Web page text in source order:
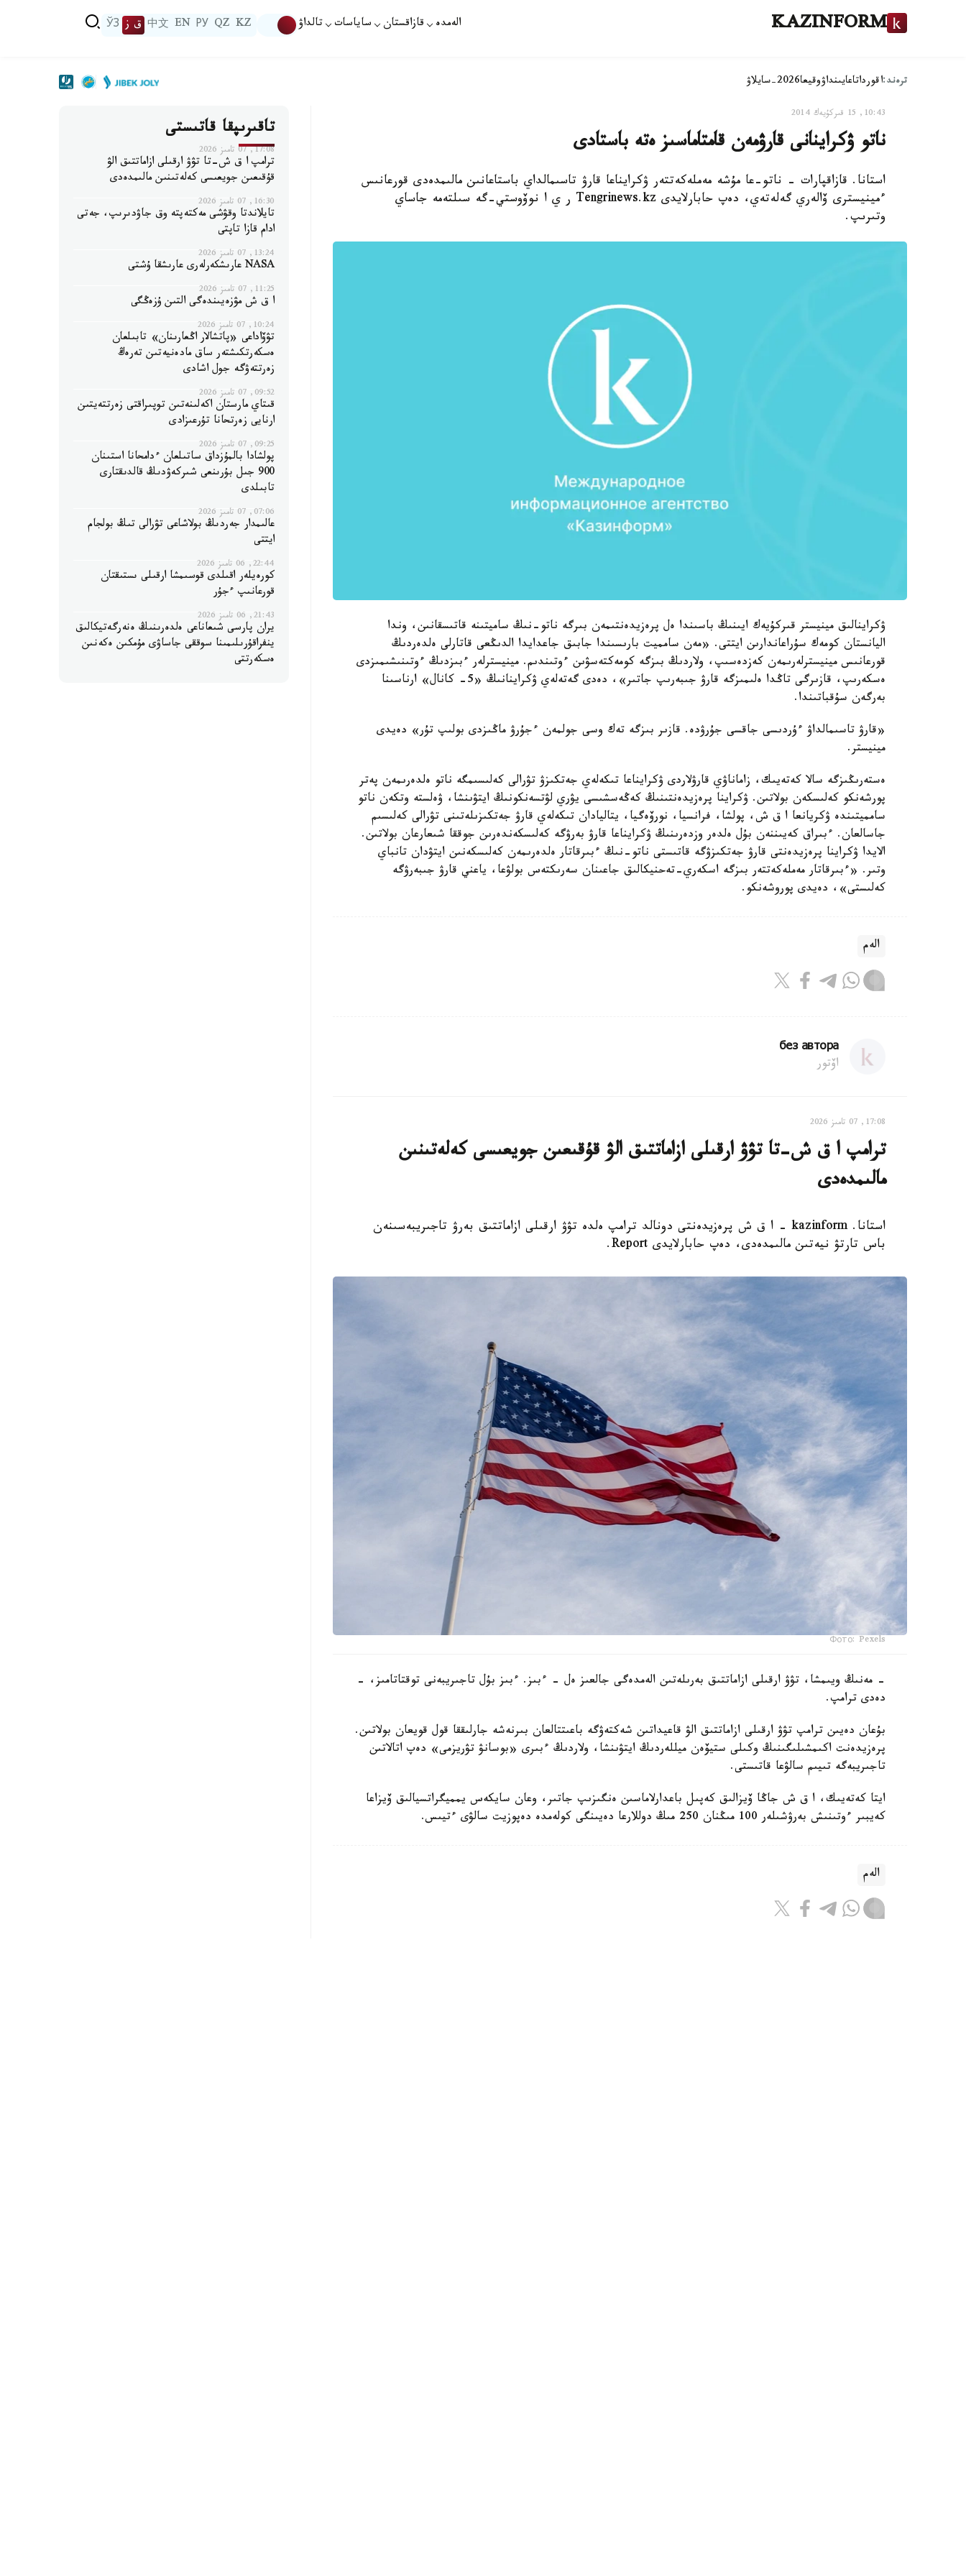
KAZINFORM الەمدە قازاقستان ساياسات تالداۋ KZ
QZ
РУ
EN
中文 ق ز ЎЗ
ترەند:اقورداتاعايىنداۋوقيعا2026-سايلاۋ
10:43, 15 قىركۇيەك 2014
ناتو ۋكراينانى قارۋمەن قامتاماسىز ەتە باستادى
استانا. قازاقپارات - ناتو-عا مۇشە مەملەكەتتەر ۋكرايناعا قارۋ تاسىمالداي باستاعانىن مالىمدەدى قورعانىس
ءمينيسترى ۆالەري گەلەتەي، دەپ حابارلايدى Tengrinews.kz ر ي ا نوۆوستي-گە سىلتەمە جاساي
وتىرىپ.
ۋكراينالىق مينيستر قىركۇيەك ايىنىڭ باسىندا ەل پرەزيدەنتىمەن بىرگە ناتو-نىڭ ساميتىنە قاتىسقانىن، وندا
اليانستان كومەك سۇراعاندارىن ايتتى. «مەن سامميت بارىسىندا جابىق جاعدايدا الدىڭعى قاتارلى ەلدەردىڭ
قورعانىس مينيسترلەرىمەن كەزدەسىپ، ولاردىڭ بىزگە كومەكتەسۋىن ءوتىندىم. مينيسترلەر ءبىزدىڭ ءوتىنىشىمىزدى
ەسكەرىپ، قازىرگى تاڭدا ەلىمىزگە قارۋ جىبەرىپ جاتىر»، دەدى گەتەلەي ۋكراينانىڭ «5- كانال» ارناسىنا
بەرگەن سۇقباتىندا.
«قارۋ تاسىمالداۋ ءۇردىسى جاقسى جۇرۋدە. قازىر بىزگە تەك وسى جولمەن ءجۇرۋ ماڭىزدى بولىپ تۇر» دەيدى
مينيستر.
ەستەرىڭىزگە سالا كەتەيىك، زاماناۋي قارۋلاردى ۋكرايناعا تىكەلەي جەتكىزۋ تۋرالى كەلىسىمگە ناتو ەلدەرىمەن پەتر
پورشەنكو كەلىسكەن بولاتىن. ۋكراينا پرەزيدەنتىنىڭ كەڭەسشىسى يۋري لۋتسەنكونىڭ ايتۋىنشا، ۋەلستە وتكەن ناتو
سامميتىندە ۋكريانعا ا ق ش، پولشا، فرانسيا، نورۆەگيا، يتاليادان تىكەلەي قارۋ جەتكىزىلەتىنى تۋرالى كەلىسىم
جاسالعان. ءبىراق كەيىننەن بۇل ەلدەر وزدەرىنىڭ ۋكرايناعا قارۋ بەرۋگە كەلىسكەندەرىن جوققا شىعارعان بولاتىن.
الايدا ۋكراينا پرەزيدەنتى قارۋ جەتكىزۋگە قاتىستى ناتو-نىڭ ءبىرقاتار ەلدەرىمەن كەلىسكەنىن ايتۋدان تانباي
وتىر. «ءبىرقاتار مەملەكەتتەر بىزگە اسكەري-تەحنيكالىق جاعىنان سەرىكتەس بولۋعا، ياعني قارۋ جىبەرۋگە
كەلىستى»، دەيدى پوروشەنكو.
الەم
без автора
اۆتور
17:08, 07 تامىز 2026
ترامپ ا ق ش-تا تۋۋ ارقىلى ازاماتتىق الۋ قۇقىعىن جويعىسى كەلەتىنىن
مالىمدەدى
استانا. kazinform - ا ق ش پرەزيدەنتى دونالد ترامپ ەلدە تۋۋ ارقىلى ازاماتتىق بەرۋ تاجىريبەسىنەن
باس تارتۋ نيەتىن مالىمدەدى، دەپ حابارلايدى Report.
Фото: Pexels
- مەنىڭ ويىمشا، تۋۋ ارقىلى ازاماتتىق بەرىلەتىن الەمدەگى جالعىز ەل - ءبىز. ءبىز بۇل تاجىريبەنى توقتاتامىز، -
دەدى ترامپ.
بۇعان دەيىن ترامپ تۋۋ ارقىلى ازاماتتىق الۋ قاعيداتىن شەكتەۋگە باعىتتالعان بىرنەشە جارلىققا قول قويعان بولاتىن.
پرەزيدەنت اكىمشىلىگىنىڭ وكىلى ستيۆەن ميللەردىڭ ايتۋىنشا، ولاردىڭ ءبىرى «بوسانۋ تۋريزمى» دەپ اتالاتىن
تاجىريبەگە تىيىم سالۋعا قاتىستى.
ايتا كەتەيىك، ا ق ش جاڭا ۆيزالىق كەپىل باعدارلاماسىن ەنگىزىپ جاتىر، وعان سايكەس يمميگراتسيالىق ۆيزاعا
كەيبىر ءوتىنىش بەرۋشىلەر 100 مىڭنان 250 مىڭ دوللارعا دەيىنگى كولەمدە دەپوزيت سالۋى ءتيىس.
الەم
تاقىرىپقا قاتىستى
17:08, 07 تامىز 2026
ترامپ ا ق ش-تا تۋۋ ارقىلى ازاماتتىق الۋ
قۇقىعىن جويعىسى كەلەتىنىن مالىمدەدى
16:30, 07 تامىز 2026
تايلاندتا وقۋشى مەكتەپتە وق جاۋدىرىپ، جەتى
ادام قازا تاپتى
13:24, 07 تامىز 2026
NASA عارىشكەرلەرى عارىشقا ۇشتى
11:25, 07 تامىز 2026
ا ق ش مۋزەيىندەگى التىن ۇزەڭگى
10:24, 07 تامىز 2026
تۋۆاداعى «پاتشالار اڭعارىنان» تابىلعان
ەسكەرتكىشتەر ساق مادەنيەتىن تەرەڭ
زەرتتەۋگە جول اشادى
09:52, 07 تامىز 2026
قىتاي مارستان اكەلىنەتىن توپىراقتى زەرتتەيتىن
ارنايى زەرتحانا تۇرعىزادى
09:25, 07 تامىز 2026
پولشادا بالمۇزداق ساتىلعان ءدامحانا استىنان
900 جىل بۇرىنعى شىركەۋدىڭ قالدىقتارى
تابىلدى
07:06, 07 تامىز 2026
عالىمدار جەردىڭ بولاشاعى تۋرالى تىڭ بولجام
ايتتى
22:44, 06 تامىز 2026
كورەيلەر اقىلدى قوسىمشا ارقىلى ىستىقتان
قورعانىپ ءجۇر
21:43, 06 تامىز 2026
يران پارسى شىعاناعى ەلدەرىنىڭ ەنەرگەتيكالىق
ينفراقۇرىلىمىنا سوققى جاساۋى مۇمكىن ەكەنىن
ەسكەرتتى